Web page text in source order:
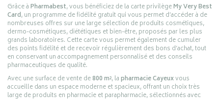
Grâce àPharmabest, vous bénéficiez de la carte privilègeMy Very Best
Card, un programme de fidélité gratuit qui vous permet d’accéder à de
nombreuses offres sur une large sélection de produits cosmétiques,
dermo-cosmétiques, diététiques et bien-être, proposés par les plus
grands laboratoires. Cette carte vous permet également de cumuler
des points fidélité et de recevoir régulièrement des bons d’achat, tout
en conservant un accompagnement personnalisé et des conseils
pharmaceutiques de qualité.
Avec une surface de vente de800 m², lapharmacie Cayeuxvous
accueille dans un espace moderne et spacieux, offrant un choix très
large de produits en pharmacie et parapharmacie, sélectionnés avec